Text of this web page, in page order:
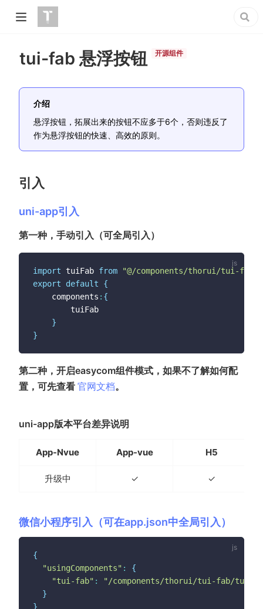
tui-fab 悬浮按钮 开源组件
介绍
悬浮按钮，拓展出来的按钮不应多于6个，否则违反了
作为悬浮按钮的快速、高效的原则。
引入
uni-app引入
第一种，手动引入（可全局引入）
import tuiFab from
"@/components/thorui/tui-
export
default
{
	components
: {
}
}
第二种，开启easycom组件模式，如果不了解如何配
置，可先查看 官网文档(opens new window)
。
uni-app版本平台差异说明
App-Nvue App-vue H5
升级中 ✓ ✓
微信小程序引入（可在app.json中全局引入）
{
"usingComponents" :
{
"tui-fab" :
"/components/thorui/tui-fab/tui-
}
}